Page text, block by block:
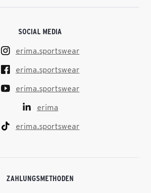
SOCIAL MEDIA
erima.sportswear
erima.sportswear
erima.sportswear
erima
erima.sportswear
ZAHLUNGSMETHODEN